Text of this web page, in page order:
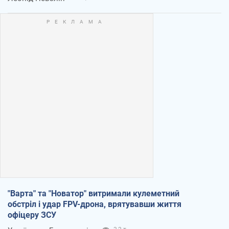
"Варта" та "Новатор" витримали кулеметний
обстріл і удар FPV-дрона, врятувавши життя
офіцеру ЗСУ